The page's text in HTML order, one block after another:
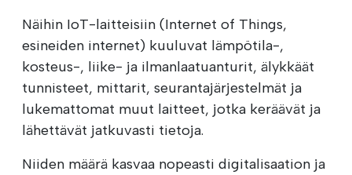
Näihin IoT-laitteisiin (Internet of Things,
esineiden internet) kuuluvat lämpötila-,
kosteus-, liike- ja ilmanlaatuanturit, älykkäät
tunnisteet, mittarit, seurantajärjestelmät ja
lukemattomat muut laitteet, jotka keräävät ja
lähettävät jatkuvasti tietoja.
Niiden määrä kasvaa nopeasti digitalisaation ja